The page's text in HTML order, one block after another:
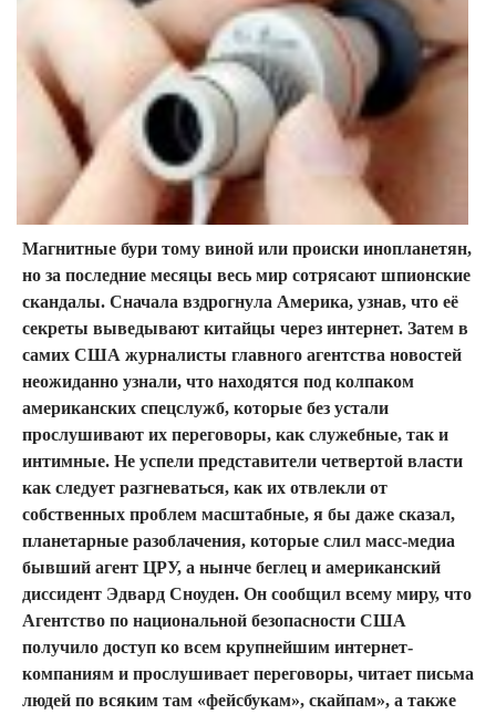
Магнитные бури тому виной или происки инопланетян,
но за последние месяцы весь мир сотрясают шпионские
скандалы. Сначала вздрогнула Америка, узнав, что её
секреты выведывают китайцы через интернет. Затем в
самих США журналисты главного агентства новостей
неожиданно узнали, что находятся под колпаком
американских спецслужб, которые без устали
прослушивают их переговоры, как служебные, так и
интимные. Не успели представители четвертой власти
как следует разгневаться, как их отвлекли от
собственных проблем масштабные, я бы даже сказал,
планетарные разоблачения, которые слил масс-медиа
бывший агент ЦРУ, а нынче беглец и американский
диссидент Эдвард Сноуден. Он сообщил всему миру, что
Агентство по национальной безопасности США
получило доступ ко всем крупнейшим интернет-
компаниям и прослушивает переговоры, читает письма
людей по всяким там «фейсбукам», скайпам», а также